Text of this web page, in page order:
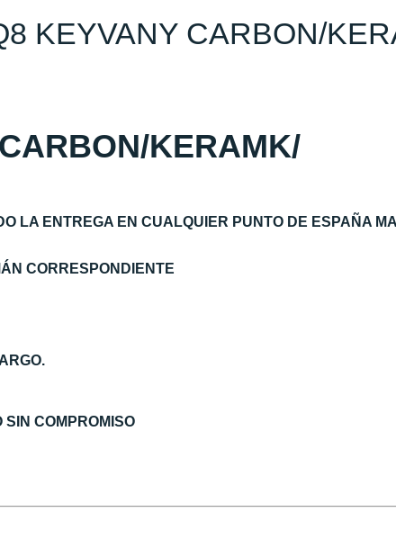
KEYVANY CARBON/
KERAMK/
LA ENTREGA EN CUALQUIER PUNTO DE ESPAÑA
CORRESPONDIENTE
COMPROMISO